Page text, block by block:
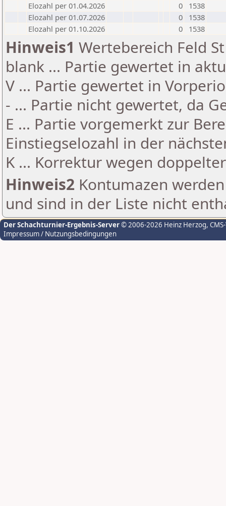
Elozahl per 01.04.2026
0
1538
Elozahl per 01.07.2026
0
1538
Elozahl per 01.10.2026
0 1538
Hinweis1 Wertebereich Feld
blank ... Partie gewertet in
V ... Partie gewertet in
- ... Partie nicht gewertet, da
E ... Partie vorgemerkt zur
Einstiegselozahl in der
K ... Korrektur wegen
Hinweis2 Kontumazen
und sind in der Liste nicht
Der Schachturnier-Ergebnis-Server© 2006-2026 Heinz Herzog,
Impressum / Nutzungsbedingungen